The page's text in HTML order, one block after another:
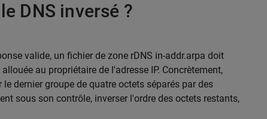
DNS inversé ?
valide, un fichier de zone rDNS in-addr.arpa doit
au propriétaire de l'adresse IP. Concrètement,
dernier groupe de quatre octets séparés par des
sous son contrôle, inverser l'ordre des octets restants,